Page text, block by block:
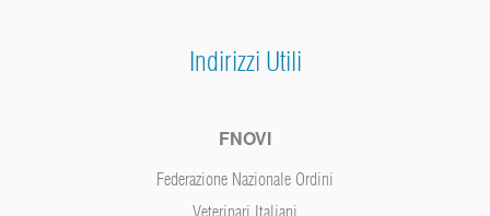
Indirizzi Utili
FNOVI
Federazione Nazionale Ordini